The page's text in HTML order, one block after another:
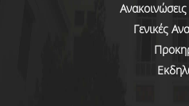
ΠΟΛΙΤΙΚΗ
ΣΤΡΑΤΗΓΙΚΗ
Γενικές